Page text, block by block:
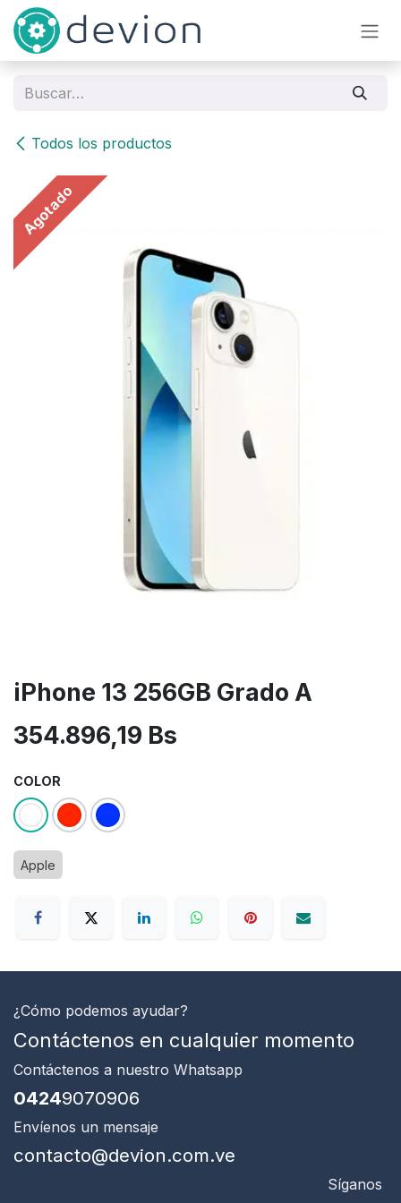
Ir al contenido
Todos los productos
Agotado
iPhone 13 256GB Grado A
354.896,19 Bs
COLOR
Apple
¿Cómo podemos ayudar?
Contáctenos en cualquier momento
Contáctenos a nuestro Whatsapp
04249070906
Envíenos un mensaje
contacto@devion.com.ve
Síganos